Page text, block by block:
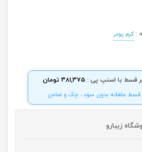
:کرم پودر
قسط با اسنپ پی : 381,375 تومان
زیبارو